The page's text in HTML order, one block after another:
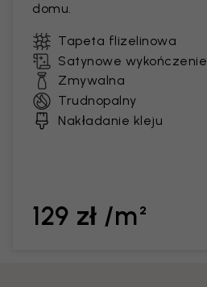
domu.
Tapeta flizelinowa
Satynowe wykończenie
Zmywalna
Trudnopalny
Nakładanie kleju
129 zł /m²